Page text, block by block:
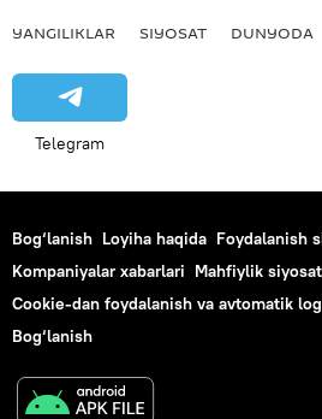
YANGILIKLAR SIYOSAT DUNYODA
Telegram
Bog‘lanish Loyiha haqida Foydalanish
Kompaniyalar xabarlari Mahfiylik
Cookie-dan foydalanish va avtomatik
Bog‘lanish